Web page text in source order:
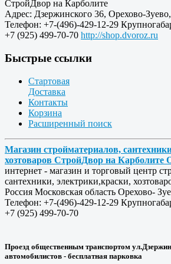
СтройДвор на Карболите
Адрес: Дзержинского 36, Орехово-Зуево,
Телефон: +7-(496)-429-12-29
+7 (925) 499-70-70 http://shop.dvoroz.ru
Быстрые ссылки
Стартовая
Доставка
Контакты
Корзина
Расширенный поиск
Магазин стройматериалов,
хозтоваров СтройДвор на Карболите
интернет - магазин и торговый центр
сантехники, электрики,краски,
Россия Московская область Орехово-
Телефон: +7-(496)-429-12-29
+7 (925) 499-70-70
Проезд общественным транспортом
автомобилистов - бесплатная парковка